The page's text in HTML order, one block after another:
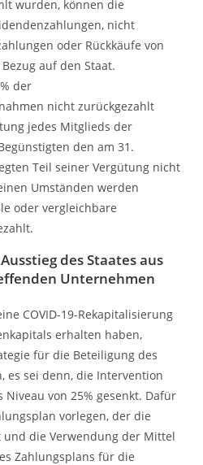
wurden, können die
nicht
oder Rückkäufe von
auf den Staat.
der
nicht zurückgezahlt
jedes Mitglieds der
den am 31.
Teil seiner Vergütung nicht
Umständen werden
oder vergleichbare
des Staates aus
Unternehmen
COVID-19-Rekapitalisierung
erhalten haben,
für die Beteiligung des
es sei denn, die Intervention
von 25% gesenkt. Dafür
vorlegen, der die
die Verwendung der Mittel
Zahlungsplans für die